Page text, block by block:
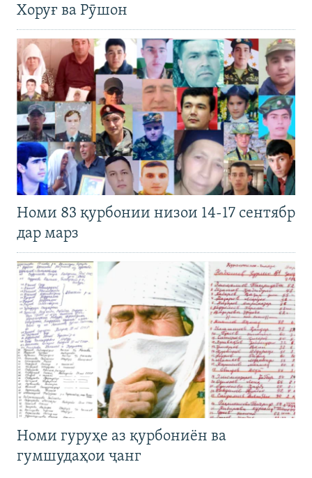
Хоруғ ва Рӯшон
Номи 83 қурбонии низои 14-17 сентябр
дар марз
Номи гуруҳе аз қурбониён ва
гумшудаҳои ҷанг